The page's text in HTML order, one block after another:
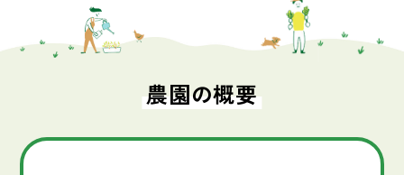
農園の概要